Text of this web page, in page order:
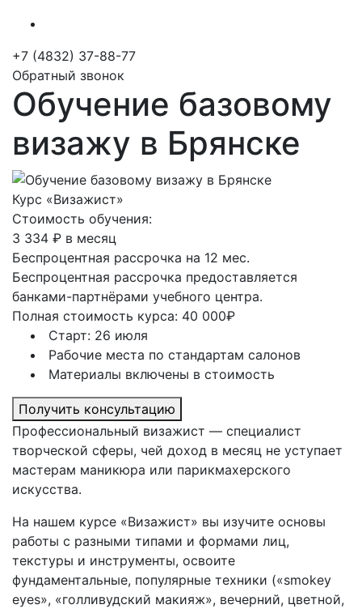
+7 (4832) 37-88-77
Обратный звонок
Обучение базовому
визажу в Брянске
Курс «Визажист»
Стоимость обучения:
3 334 ₽ в месяц
Беспроцентная рассрочка на 12 мес.
Беспроцентная рассрочка предоставляется
банками-партнёрами учебного центра.
Полная стоимость курса: 40 000₽
Старт: 26 июля
Рабочие места по стандартам салонов
Материалы включены в стоимость
Получить консультацию
Профессиональный визажист — специалист
творческой сферы, чей доход в месяц не уступает
мастерам маникюра или парикмахерского
искусства.
На нашем курсе «Визажист» вы изучите основы
работы с разными типами и формами лиц,
текстуры и инструменты, освоите
фундаментальные, популярные техники («smokey
eyes», «голливудский макияж», вечерний, цветной,